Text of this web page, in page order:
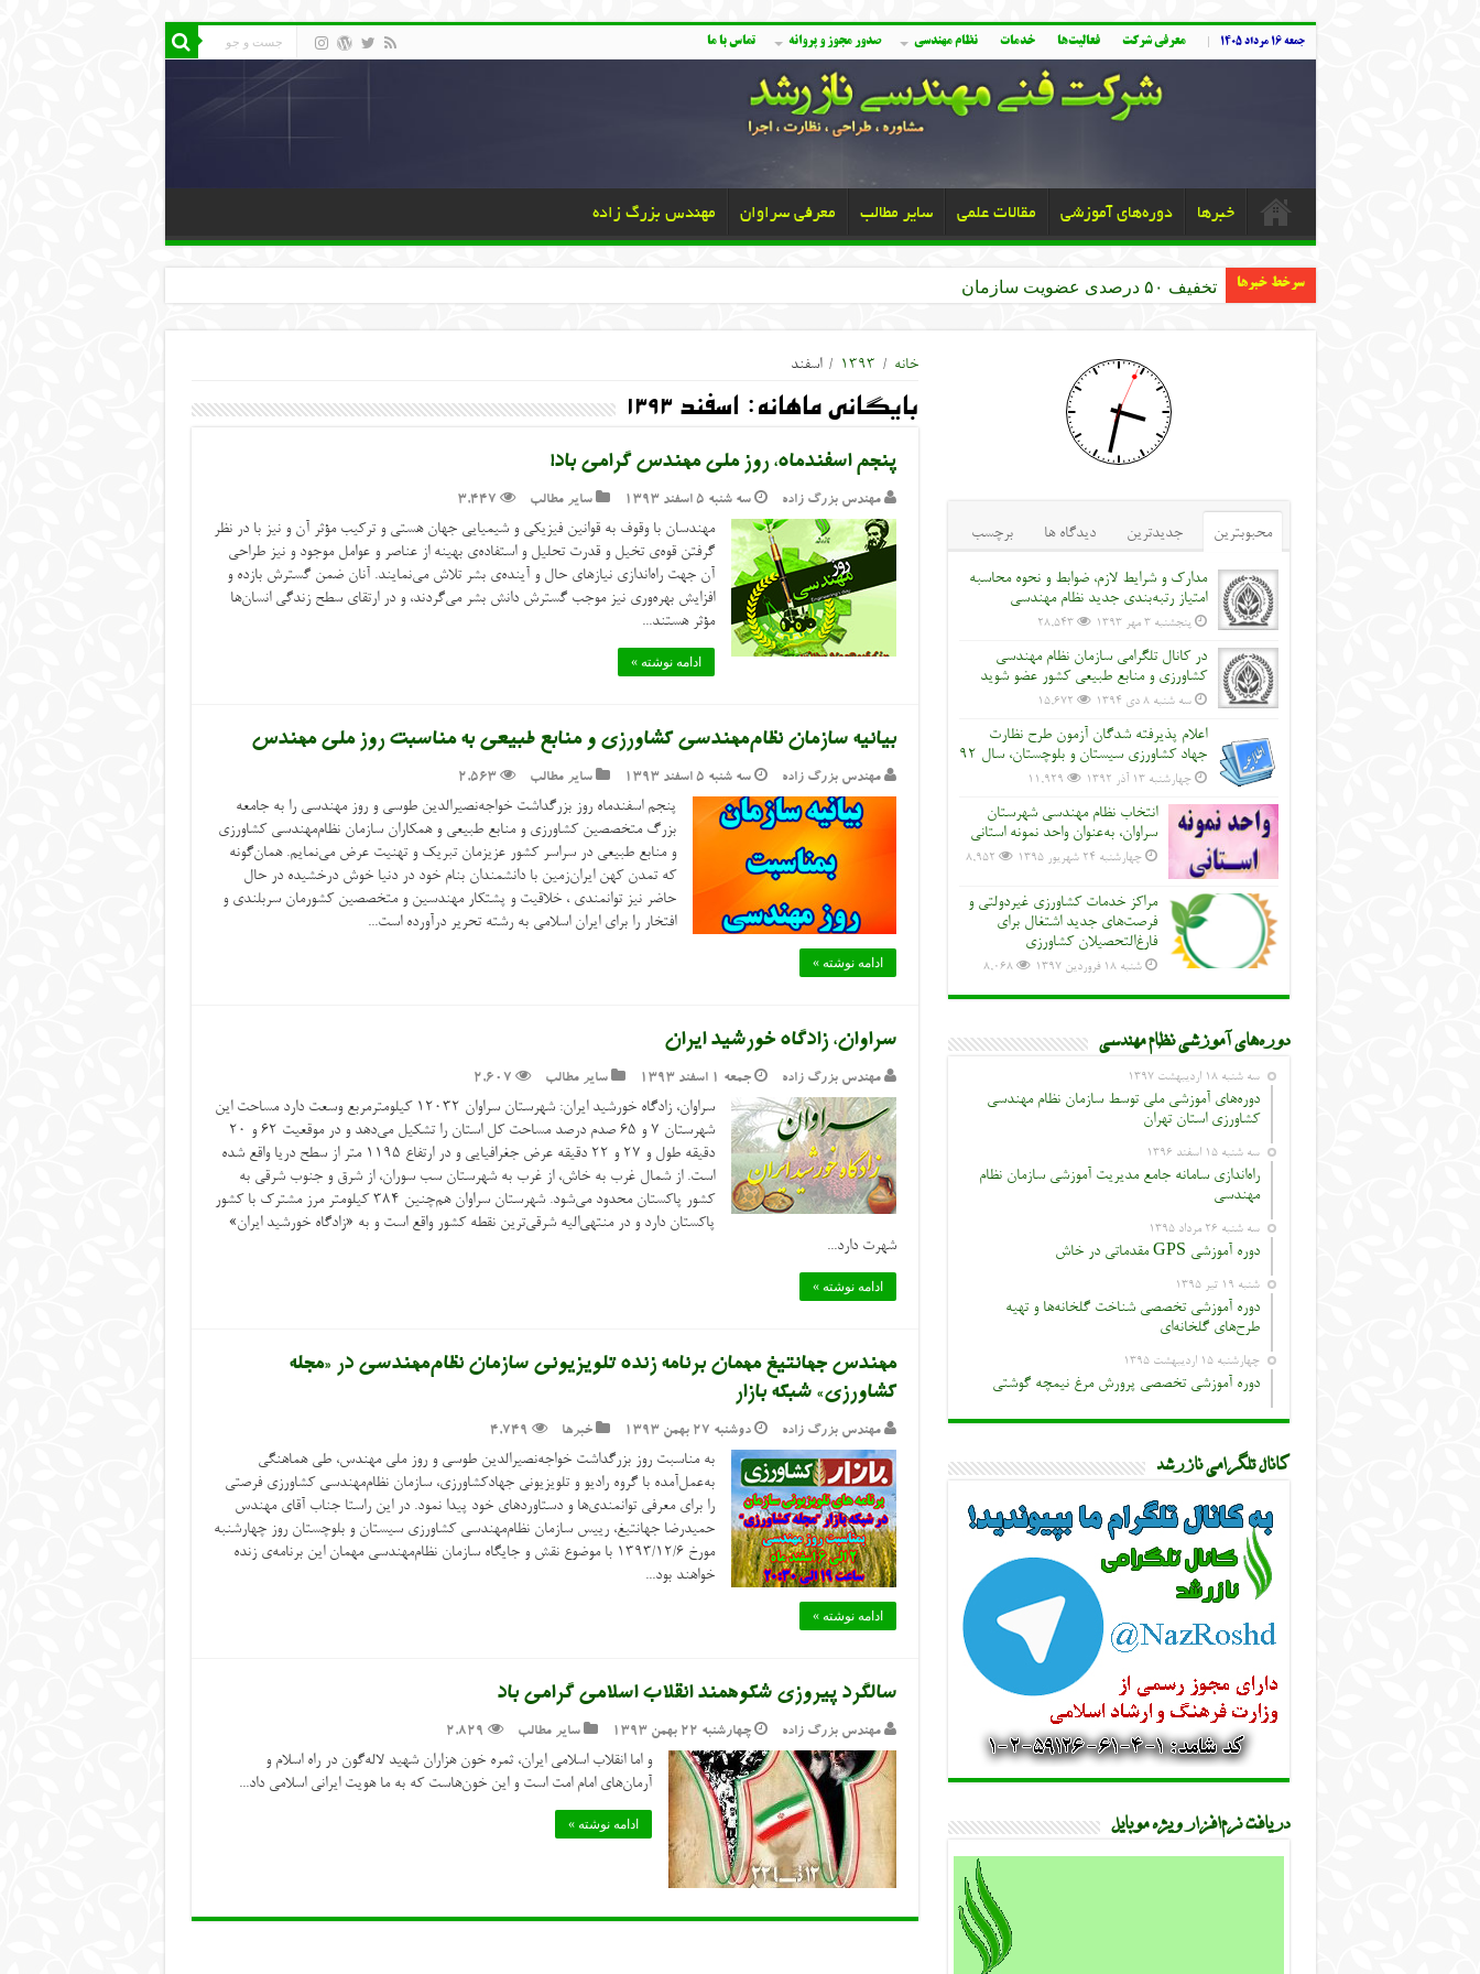
جمعه ۱۶ مرداد ۱۴۰۵ معرفی شرکت فعالیت‌ها خدمات نظام مهندسی صدور مجوز و پروانه تماس با ما
خبرها دوره‌های آموزشی مقالات علمی سایر مطالب معرفی سراوان مهندس بزرگ زاده
سرخط خبرها تخفیف ۵۰ درصدی عضویت سازمان نظام مهندسی کشاورزی
خانه / ۱۳۹۳ / اسفند
بایگانی ماهانه: اسفند ۱۳۹۳
پنجم اسفندماه، روز ملی مهندس گرامی باد!
مهندس بزرگ زاده سه شنبه ۵ اسفند ۱۳۹۳ سایر مطالب 3,447
مهندسان با وقوف به قوانین فیزیکی و شیمیایی جهان هستی و ترکیب مؤثر آن و نیز با در نظر
گرفتن قوه‌ی تخیل و قدرت تحلیل و استفاده‌ی بهینه از عناصر و عوامل موجود و نیز طراحی
آن جهت راه‌اندازی نیازهای حال و آینده‌ی بشر تلاش می‌نمایند. آنان ضمن گسترش بازده و
افزایش بهره‌وری نیز موجب گسترش دانش بشر می‌گردند، و در ارتقای سطح زندگی انسان‌ها
مؤثر هستند...
ادامه نوشته »
بیانیه سازمان نظام‌مهندسی کشاورزی و منابع طبیعی به مناسبت روز ملی مهندس
مهندس بزرگ زاده سه شنبه ۵ اسفند ۱۳۹۳ سایر مطالب 2,563
پنجم اسفندماه روز بزرگداشت خواجه‌نصیرالدین طوسی و روز مهندسی را به جامعه
بزرگ متخصصین کشاورزی و منابع طبیعی و همکاران سازمان نظام‌مهندسی کشاورزی
و منابع طبیعی در سراسر کشور عزیزمان تبریک و تهنیت عرض می‌نمایم. همان‌گونه
که تمدن کهن ایران‌زمین با دانشمندان بنام خود در دنیا خوش درخشیده در حال
حاضر نیز توانمندی ، خلاقیت و پشتکار مهندسین و متخصصین کشورمان سربلندی و
افتخار را برای ایران اسلامی به رشته تحریر درآورده است...
ادامه نوشته »
سراوان، زادگاه خورشید ایران
مهندس بزرگ زاده جمعه ۱ اسفند ۱۳۹۳ سایر مطالب 2,607
سراوان، زادگاه خورشید ایران: شهرستان سراوان ۱۲۰۳۲ کیلومترمربع وسعت دارد مساحت این
شهرستان ۷ و ۶۵ صدم درصد مساحت کل استان را تشکیل می‌دهد و در موقعیت ۶۲ و ۲۰
دقیقه طول و ۲۷ و ۲۲ دقیقه عرض جغرافیایی و در ارتفاع ۱۱۹۵ متر از سطح دریا واقع شده
است. از شمال غرب به خاش، از غرب به شهرستان سب سوران، از شرق و جنوب شرقی به
کشور پاکستان محدود می‌شود. شهرستان سراوان هم‌چنین ۳۸۴ کیلومتر مرز مشترک با کشور
پاکستان دارد و در منتهی‌الیه شرقی‌ترین نقطه کشور واقع است و به «زادگاه خورشید ایران»
شهرت دارد...
ادامه نوشته »
مهندس جهانتیغ مهمان برنامه زنده تلویزیونی سازمان نظام‌مهندسی در «مجله
کشاورزی» شبکه بازار
مهندس بزرگ زاده دوشنبه ۲۷ بهمن ۱۳۹۳ خبرها 4,749
به مناسبت روز بزرگداشت خواجه‌نصیرالدین طوسی و روز ملی مهندس، طی هماهنگی
به‌عمل‌آمده با گروه رادیو و تلویزیونی جهادکشاورزی، سازمان نظام‌مهندسی کشاورزی فرصتی
را برای معرفی توانمندی‌ها و دستاوردهای خود پیدا نمود. در این راستا جناب آقای مهندس
حمیدرضا جهانتیغ، رییس سازمان نظام‌مهندسی کشاورزی سیستان و بلوچستان روز چهارشنبه
مورخ 1393/12/6 با موضوع نقش و جایگاه سازمان نظام‌مهندسی مهمان این برنامه‌ی زنده
خواهند بود...
ادامه نوشته »
سالگرد پیروزی شکوهمند انقلاب اسلامی گرامی باد
مهندس بزرگ زاده چهارشنبه ۲۲ بهمن ۱۳۹۳ سایر مطالب 2,829
و اما انقلاب اسلامی ایران، ثمره خون هزاران شهید لاله‌گون در راه اسلام و
آرمان‌های امام امت است و این خون‌هاست که به ما هویت ایرانی اسلامی داد...
ادامه نوشته »
محبوبترین جدیدترین دیدگاه ها برچسب
مدارک و شرایط لازم، ضوابط و نحوه محاسبه
امتیاز رتبه‌بندی جدید نظام مهندسی
پنجشنبه ۳ مهر ۱۳۹۳ 28,543
در کانال تلگرامی سازمان نظام مهندسی
کشاورزی و منابع طبیعی کشور عضو شوید
سه شنبه ۸ دی ۱۳۹۴ 15,672
اعلام پذیرفته شدگان آزمون طرح نظارت
جهاد کشاورزی سیستان و بلوچستان، سال 92
چهارشنبه ۱۳ آذر ۱۳۹۲ 11,929
انتخاب نظام مهندسی شهرستان
سراوان، به‌عنوان واحد نمونه استانی
چهارشنبه ۲۴ شهریور ۱۳۹۵ 8,952
مراکز خدمات کشاورزی غیردولتی و
فرصت‌های جدید اشتغال برای
فارغ‌التحصیلان کشاورزی
شنبه ۱۸ فروردین ۱۳۹۷ 8,068
دوره‌های آموزشی نظام مهندسی
سه شنبه ۱۸ اردیبهشت ۱۳۹۷
دوره‌های آموزشی ملی توسط سازمان نظام مهندسی
کشاورزی استان تهران
سه شنبه ۱۵ اسفند ۱۳۹۶
راه‌اندازی سامانه جامع مدیریت آموزشی سازمان نظام
مهندسی
سه شنبه ۲۶ مرداد ۱۳۹۵
دوره آموزشی GPS مقدماتی در خاش
شنبه ۱۹ تیر ۱۳۹۵
دوره آموزشی تخصصی شناخت گلخانه‌ها و تهیه
طرح‌های گلخانه‌ای
چهارشنبه ۱۵ اردیبهشت ۱۳۹۵
دوره آموزشی تخصصی پرورش مرغ نیمچه گوشتی
کانال تلگرامی نازرشد
دریافت نرم‌افزار ویژه موبایل